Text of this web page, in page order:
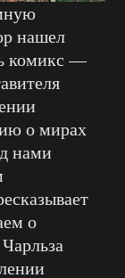
нашел
комикс —
о мирах
нами
о